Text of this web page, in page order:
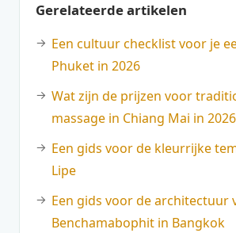
Gerelateerde artikelen
Een cultuur checklist voor je
Phuket in 2026
Wat zijn de prijzen voor
massage in Chiang Mai in
Een gids voor de kleurrijke
Lipe
Een gids voor de architectuur
Benchamabophit in Bangkok